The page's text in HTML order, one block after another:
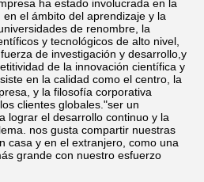
ha estado involucrada en la
el ámbito del aprendizaje y la
de renombre, la
y tecnológicos de alto nivel,
de investigación y desarrollo,y
de la innovación científica y
en la calidad como el centro, la
y la filosofía corporativa
clientes globales."ser un
lograr el desarrollo continuo y la
nos gusta compartir nuestras
casa y en el extranjero, como una
grande con nuestro esfuerzo